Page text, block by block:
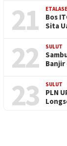
21 ETALASE
Bos
Sita
22 SULUT
Banjir
23 SULUT
PLN